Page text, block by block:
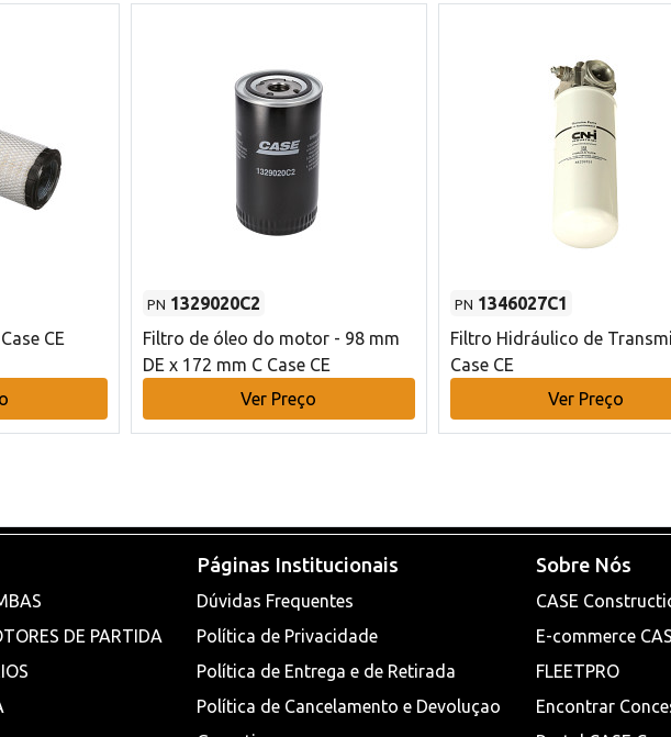
CE
PN 1329020C2
Filtro de óleo do motor - 98 mm
DE x 172 mm C Case CE
Ver Preço
PN 1346027C1
Filtro Hidráulico de
Case CE
Ver Preço
DE PARTIDA
Páginas Institucionais
Dúvidas Frequentes
Política de Privacidade
Política de Entrega e de Retirada
Política de Cancelamento e Devoluçao
Sobre Nós
CASE
E-commerce
FLEETPRO
Encontrar